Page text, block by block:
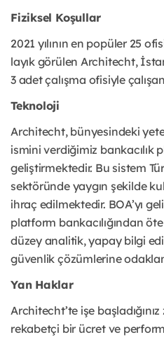
Fiziksel Koşullar
2021 yılının en popüler 25
layık görülen Architecht,
3 adet çalışma ofisiyle
Teknoloji
Architecht, bünyesindeki
ismini verdiğimiz bankacılık
geliştirmektedir. Bu sistem
sektöründe yaygın şekilde
ihraç edilmektedir. BOA’yı
platform bankacılığından
düzey analitik, yapay bilgi
güvenlik çözümlerine
Yan Haklar
Architecht’te işe
rekabetçi bir ücret ve